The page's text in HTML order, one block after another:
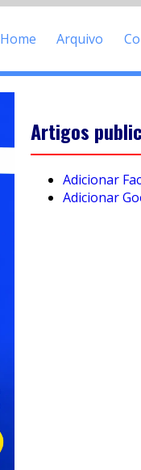
Home Arquivo
Artigos
Adicionar
Adicionar